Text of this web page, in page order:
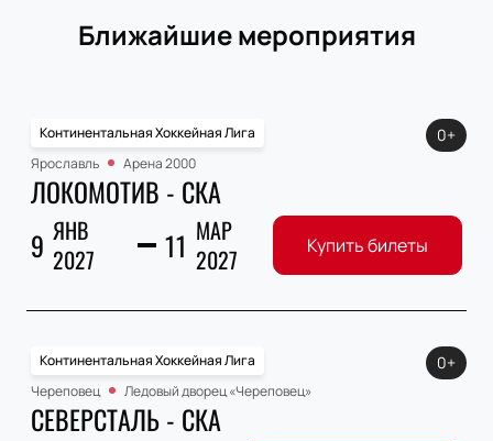
Ближайшие мероприятия
Континентальная Хоккейная Лига
Ярославль
Арена 2000
ЛОКОМОТИВ - СКА
9 ЯНВ
2027
11 МАР
2027
0+
Купить билеты
Континентальная Хоккейная Лига
Череповец
Ледовый дворец «Череповец»
СЕВЕРСТАЛЬ - СКА
0+